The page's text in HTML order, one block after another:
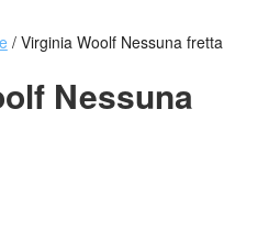
/Virginia Woolf Nessuna fretta
Nessuna